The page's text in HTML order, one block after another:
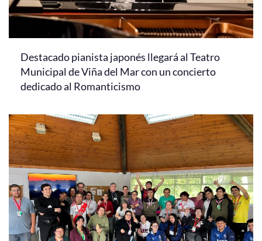
Destacado pianista japonés llegará al Teatro
Municipal de Viña del Mar con un concierto
dedicado al Romanticismo